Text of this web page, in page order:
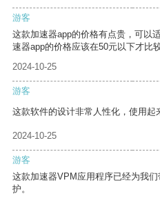
游客
这款加速器app的价格有点贵，可以
速器app的价格应该在50元以下才比较
2024-10-25
游客
这款软件的设计非常人性化，使用起
2024-10-25
游客
这款加速器VPM应用程序已经为我
护。